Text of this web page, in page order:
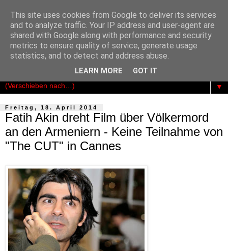
Der Kosmopolit
Das publizistische Netzwerk für Freiheit - Demokratie -
Rechtsstaatlichkeit
▼
Freitag, 18. April 2014
Fatih Akin dreht Film über Völkermord
an den Armeniern - Keine Teilnahme von
"The CUT" in Cannes
This site uses cookies from Google to deliver its services
and to analyze traffic. Your IP address and user-agent are
shared with Google along with performance and security
metrics to ensure quality of service, generate usage
statistics, and to detect and address abuse.
LEARN MORE GOT IT